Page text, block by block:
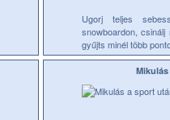
Ugorj teljes
snowboardon,
gyűjts minél több